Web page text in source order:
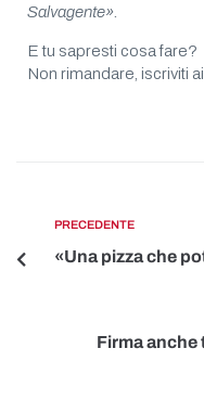
Salvagente».
E tu sapresti cosa fare?
Non rimandare, iscriviti
PRECEDENTE
«Una pizza che
Firma anche